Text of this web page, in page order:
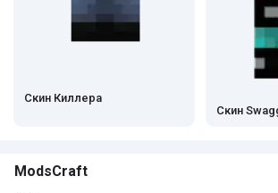
Скин Киллера
Скин
ModsCraft